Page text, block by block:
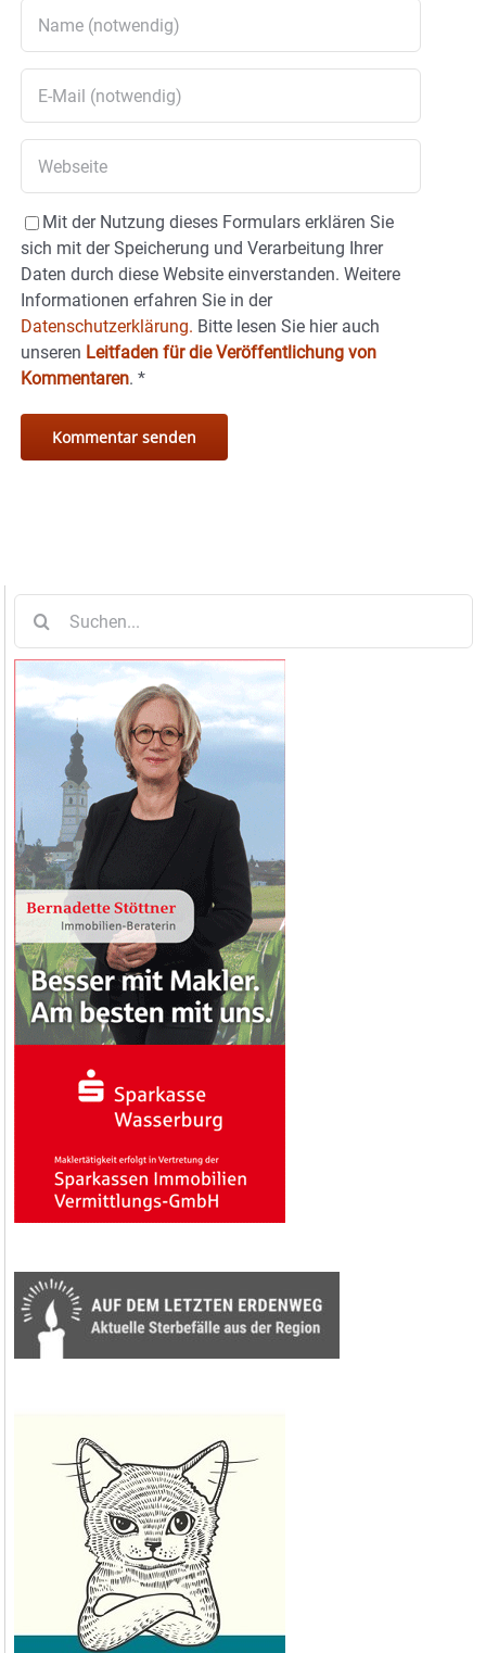
Mit der Nutzung dieses Formulars erklären Sie
sich mit der Speicherung und Verarbeitung Ihrer
Daten durch diese Website einverstanden. Weitere
Informationen erfahren Sie in der
Datenschutzerklärung. Bitte lesen Sie hier auch
unseren Leitfaden für die Veröffentlichung von
Kommentaren. *
nach: